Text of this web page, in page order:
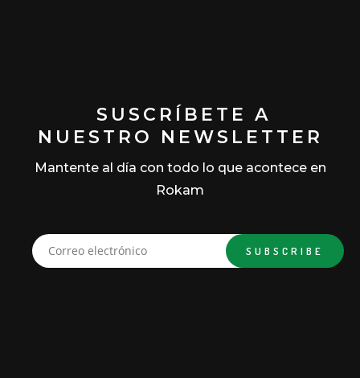
SUSCRÍBETE A
NUESTRO NEWSLETTER
Mantente al día con todo lo que acontece en
Rokam